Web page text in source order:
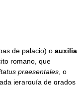
de palacio) o auxilia
romano, que
praesentales , o
jerarquía de grados